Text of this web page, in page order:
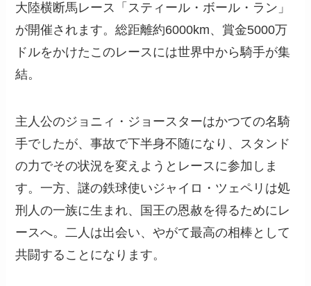
大陸横断馬レース「スティール・ボール・ラン」
が開催されます。総距離約6000km、賞金5000万
ドルをかけたこのレースには世界中から騎手が集
結。
主人公のジョニィ・ジョースターはかつての名騎
手でしたが、事故で下半身不随になり、スタンド
の力でその状況を変えようとレースに参加しま
す。一方、謎の鉄球使いジャイロ・ツェペリは処
刑人の一族に生まれ、国王の恩赦を得るためにレ
ースへ。二人は出会い、やがて最高の相棒として
共闘することになります。